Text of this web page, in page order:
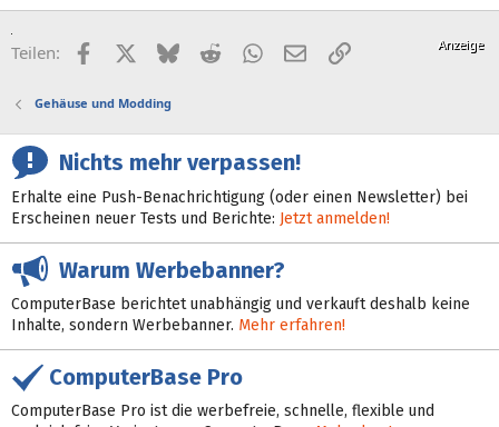
Teilen: FacebookX (Twitter)
BlueskyRedditWhatsApp
E-MailLink
Gehäuse und Modding
Nichts mehr verpassen!
Erhalte eine Push-Benachrichtigung (oder einen Newsletter) bei
Erscheinen neuer Tests und Berichte: Jetzt anmelden!
Warum Werbebanner?
ComputerBase berichtet unabhängig und verkauft deshalb keine
Inhalte, sondern Werbebanner. Mehr erfahren!
ComputerBase Pro
ComputerBase Pro ist die werbefreie, schnelle, flexible und